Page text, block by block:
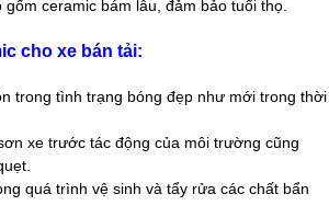
ceramic bám lâu, đảm bảo tuổi thọ.
cho xe bán tải:
trong tình trạng bóng đẹp như mới trong thời
xe trước tác động của môi trường cũng
quá trình vệ sinh và tẩy rửa các chất bẩn